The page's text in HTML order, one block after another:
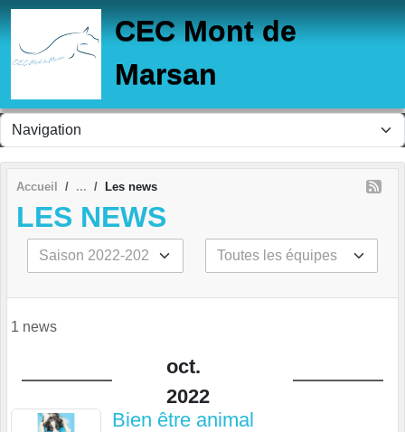
CEC Mont de
Marsan
Accueil Les news
LES NEWS
1 news
oct.
2022
Bien être animal
Panneau de gestion des cookies